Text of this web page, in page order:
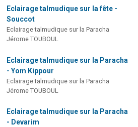
Eclairage talmudique sur la fête -
Souccot
Eclairage talmudique sur la Paracha
Jérome TOUBOUL
Eclairage talmudique sur la Paracha
- Yom Kippour
Eclairage talmudique sur la Paracha
Jérome TOUBOUL
Eclairage talmudique sur la Paracha
- Devarim